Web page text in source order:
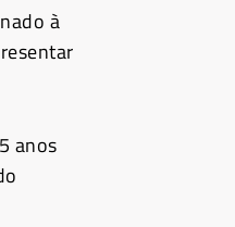
à
anos